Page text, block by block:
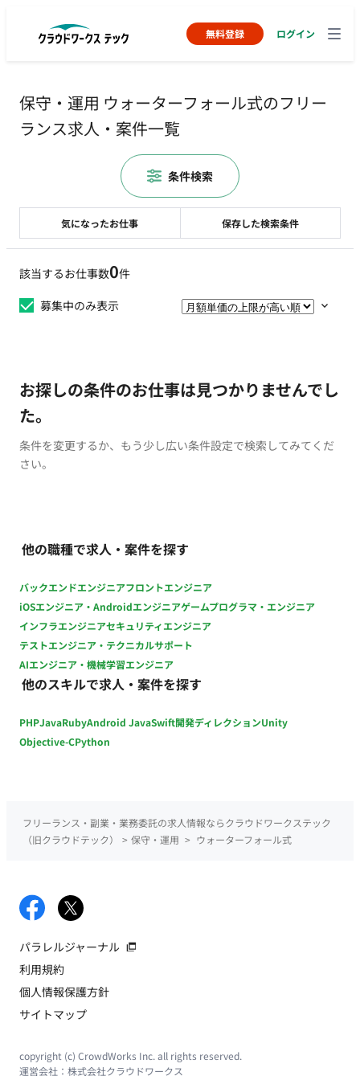
無料登録 ログイン
保守・運用 ウォーターフォール式のフリー
ランス求人・案件一覧
該当するお仕事数0件
募集中のみ表示
お探しの条件のお仕事は見つかりませんでし
た。
条件を変更するか、もう少し広い条件設定で検索してみてくだ
さい。
他の職種で求人・案件を探す
バックエンドエンジニアフロントエンジニア
iOSエンジニア・Androidエンジニアゲームプログラマ・エンジニア
インフラエンジニアセキュリティエンジニア
テストエンジニア・テクニカルサポート
AIエンジニア・機械学習エンジニア
他のスキルで求人・案件を探す
PHPJavaRubyAndroid JavaSwift開発ディレクションUnity
Objective-CPython
気になったお仕事 保存した検索条件
条件検索
フリーランス・副業・業務委託の求人情報ならクラウドワークステック
（旧クラウドテック）
> 保守・運用 > ウォーターフォール式
パラレルジャーナル
利用規約
個人情報保護方針
サイトマップ
copyright (c) CrowdWorks Inc. all rights reserved.
運営会社： 株式会社クラウドワークス